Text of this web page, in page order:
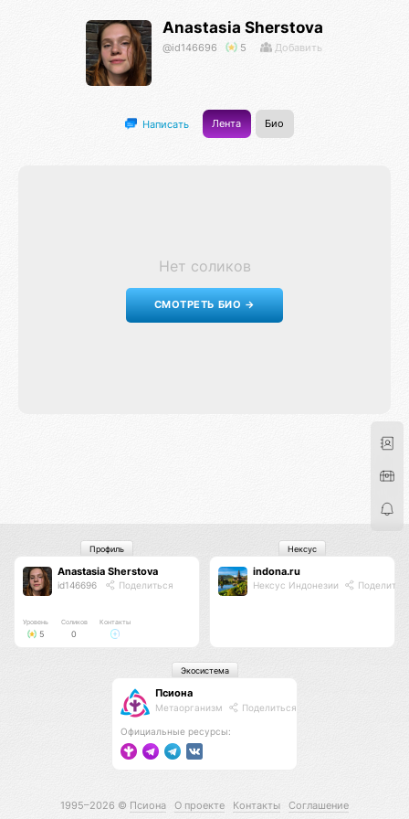
Anastasia Sherstova
@id146696 5 Добавить
Написать Лента Био
Нет соликов
СМОТРЕТЬ БИО →
Anastasia Sherstova
id146696 Поделиться
Уровень
5
Соликов
0
Контакты
Профиль
indona.ru
Нексус Индонезии
Нексус
Псиона
Метаорганизм Поделиться
Официальные ресурсы:
Экосистема
1995–2026 © Псиона О проекте Контакты Соглашение